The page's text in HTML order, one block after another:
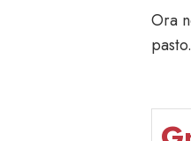
Ora
pasto.